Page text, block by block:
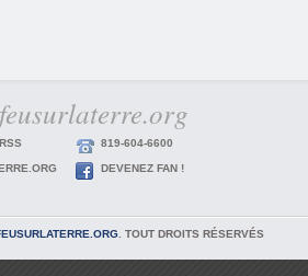
819-604-6600
DEVENEZ FAN !
. TOUT DROITS RÉSERVÉS